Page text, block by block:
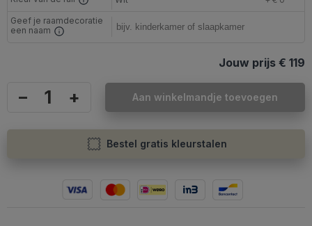
Geef je raamdecoratie
een naam
Jouw prijs € 119
– + Aan winkelmandje toevoegen
Bestel gratis kleurstalen